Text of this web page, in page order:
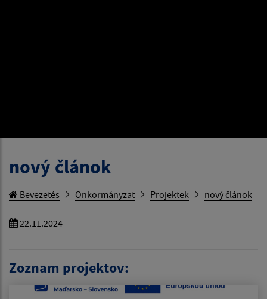
nový článok
Bevezetés Önkormányzat Projektek nový článok
22.11.2024
Zoznam projektov: